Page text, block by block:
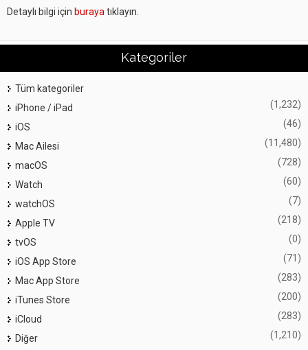
Detaylı bilgi için buraya tıklayın.
Kategoriler
Tüm kategoriler
iPhone / iPad
(1,232)
iOS (46)
Mac Ailesi (11,480)
macOS (728)
Watch (60)
watchOS (7)
Apple TV (218)
tvOS (0)
iOS App Store (71)
Mac App Store (283)
iTunes Store (200)
iCloud (283)
Diğer (1,210)